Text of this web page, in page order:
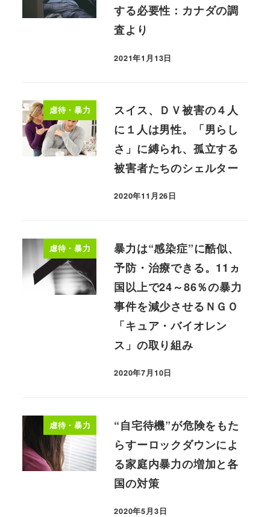
する必要性：カナダの調
査より
2021年1月13日
虐待・暴力
スイス、ＤＶ被害の４人
に１人は男性。「男らし
さ」に縛られ、孤立する
被害者たちのシェルター
2020年11月26日
虐待・暴力
暴力は“感染症”に酷似、
予防・治療できる。11ヵ
国以上で24～86％の暴力
事件を減少させるＮＧＯ
「キュア・バイオレン
ス」の取り組み
2020年7月10日
虐待・暴力
“自宅待機”が危険をもた
らすーロックダウンによ
る家庭内暴力の増加と各
国の対策
2020年5月3日